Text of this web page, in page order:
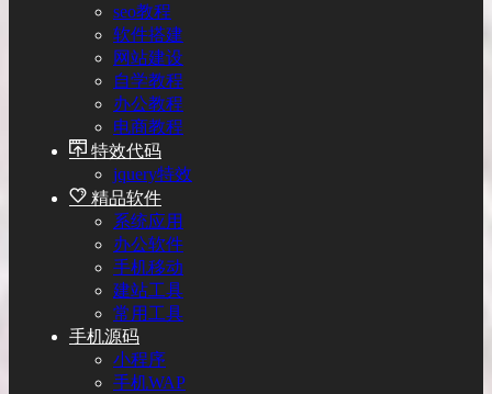
seo教程
软件搭建
网站建设
自学教程
办公教程
电商教程
特效代码
jquery特效
精品软件
系统应用
办公软件
手机移动
建站工具
常用工具
手机源码
小程序
手机WAP